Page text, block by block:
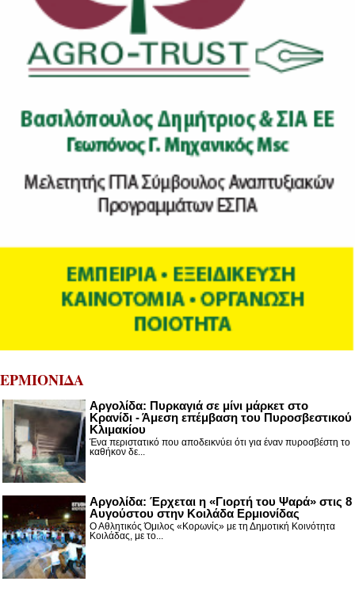
ΕΡΜΙΟΝΙΔΑ
Αργολίδα: Πυρκαγιά σε μίνι μάρκετ στο
Κρανίδι - Άμεση επέμβαση του Πυροσβεστικού
Κλιμακίου
Ένα περιστατικό που αποδεικνύει ότι για έναν πυροσβέστη το
καθήκον δε...
Αργολίδα: Έρχεται η «Γιορτή του Ψαρά» στις 8
Αυγούστου στην Κοιλάδα Ερμιονίδας
Ο Αθλητικός Όμιλος «Κορωνίς» με τη Δημοτική Κοινότητα
Κοιλάδας, με το...